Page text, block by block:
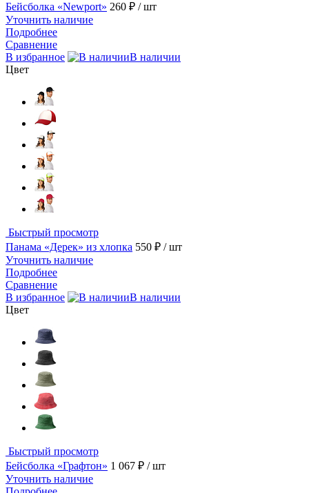
Бейсболка «Newport» 260 ₽ / шт
Уточнить наличие
Подробнее
Сравнение
В избранное
В наличии
Цвет
Быстрый просмотр
Панама «Дерек» из хлопка 550 ₽ / шт
Уточнить наличие
Подробнее
Сравнение
В избранное
В наличии
Цвет
Быстрый просмотр
Бейсболка «Графтон» 1 067 ₽ / шт
Уточнить наличие